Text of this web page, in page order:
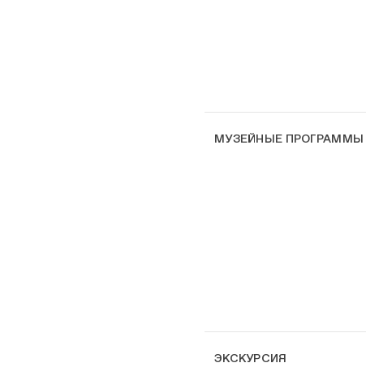
МУЗЕЙНЫЕ ПРОГРАММЫ
ЭКСКУРСИЯ